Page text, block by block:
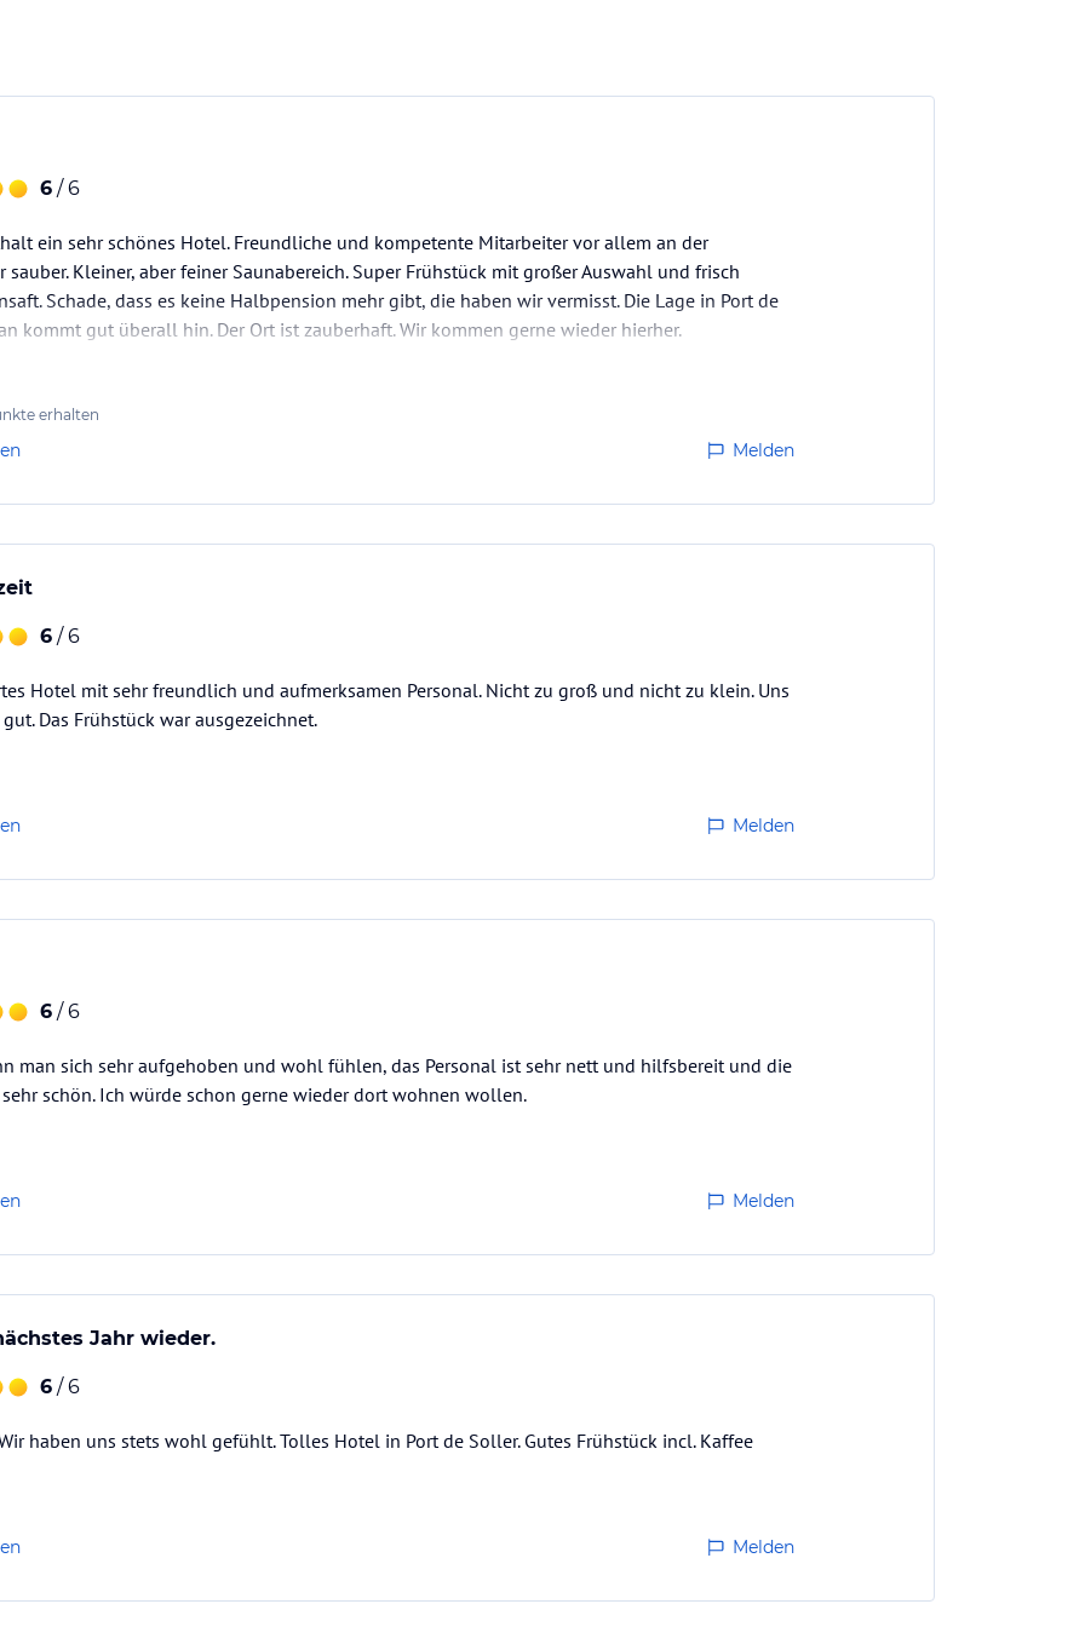
Freunden oder ein romantisches Dinner zu
Himmel speisen können.
für Sie zusammen gestellt haben.
Weißweine.
dass man einen ruhigen und angenehmen
ausgestatteter Fitnessraum, ein Spa-Bereich
einem Whirlpool. Außerdem können Sie in
bietet ein öffentlich zugängliches Restaurant,
und einen großzügigen Bereich mit
die intereßantesten Ausflüge
Kultur und Gastronomie.
In unserem Mehrzwecksaal
zur Verfügung stellen: Kaffeepausen,
Alle Angaben ohne
6 / 6
ein sehr schönes Hotel. Freundliche und kompetente Mitarbeiter vor allem an der
sauber. Kleiner, aber feiner Saunabereich. Super Frühstück mit großer Auswahl und frisch
Schade, dass es keine Halbpension mehr gibt, die haben wir vermisst. Die Lage in Port de
kommt gut überall hin. Der Ort ist zauberhaft. Wir kommen gerne wieder hierher.
erhalten
Melden
6 / 6
Hotel mit sehr freundlich und aufmerksamen Personal. Nicht zu groß und nicht zu klein. Uns
Das Frühstück war ausgezeichnet.
Melden
6 / 6
man sich sehr aufgehoben und wohl fühlen, das Personal ist sehr nett und hilfsbereit und die
schön. Ich würde schon gerne wieder dort wohnen wollen.
Melden
Jahr wieder.
6 / 6
haben uns stets wohl gefühlt. Tolles Hotel in Port de Soller. Gutes Frühstück incl. Kaffee
Melden